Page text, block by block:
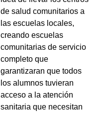
de salud comunitarios a
las escuelas locales,
creando escuelas
comunitarias de servicio
completo que
garantizaran que todos
los alumnos tuvieran
acceso a la atención
sanitaria que necesitan